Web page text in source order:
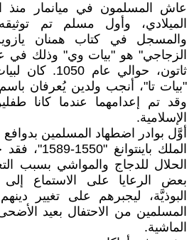
عاش المسلمون في ميانمار منذ
الميلادي، وأول مسلم تم
والمسجل في كتاب همنان
الزجاجي" هو "بيات وي" وذلك في
ثاتون، حوالي
"بيات تا"، أنجب ولدين يُعرفان
وقد تم إعدامهما عندما كانا
الإسلامية.
أوَّل بوادر اضطهاد المسلمين
الملك
الحلال للدجاج والمواشي بسبب
بعض الرعايا على الاستماع
البوذيَّة، ليجبرهم على تغيير
المسلمين من الاحتفال بعيد
الماشية.